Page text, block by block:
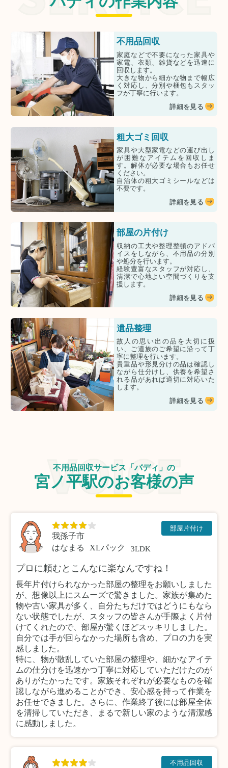
不用品回収
家庭などで不要になった家具や
家電、衣類、雑貨などを迅速に
回収します。
大きな物から細かな物まで幅広
く対応し、分別や梱包もスタッ
フが丁寧に行います。
詳細を見る
粗大ゴミ回収
家具や大型家電などの運び出し
が困難なアイテムを回収しま
す。解体が必要な場合もお任せ
ください。
自治体の粗大ゴミシールなどは
不要です。
詳細を見る
部屋の片付け
収納の工夫や整理整頓のアドバ
イスをしながら、不用品の分別
や処分を行います。
経験豊富なスタッフが対応し、
清潔で心地よい空間づくりを支
援します。
詳細を見る
遺品整理
故人の思い出の品を大切に扱
い、ご遺族のご希望に沿って丁
寧に整理を行います。
貴重品や形見分けの品は確認し
ながら仕分けし、供養を希望さ
れる品があれば適切に対応いた
します。
詳細を見る
不用品回収サービス「バディ」の
宮ノ平駅のお客様の声
我孫子市
はなまる
XLパック 3LDK
部屋片付け
プロに頼むとこんなに楽なんですね！
長年片付けられなかった部屋の整理をお願いしました
が、想像以上にスムーズで驚きました。家族が集めた
物や古い家具が多く、自分たちだけではどうにもなら
ない状態でしたが、スタッフの皆さんが手際よく片付
けてくれたので、部屋が驚くほどスッキリしました。
自分では手が回らなかった場所も含め、プロの力を実
感しました。
特に、物が散乱していた部屋の整理や、細かなアイテ
ムの仕分けを迅速かつ丁寧に対応していただけたのが
ありがたかったです。家族それぞれが必要なものを確
認しながら進めることができ、安心感を持って作業を
お任せできました。さらに、作業終了後には部屋全体
を清掃していただき、まるで新しい家のような清潔感
に感動しました。
不用品回収